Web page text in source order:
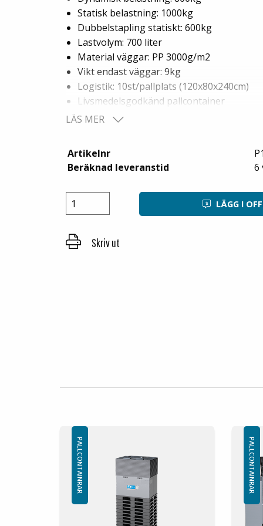
Statisk belastning: 1000kg
Dubbelstapling statiskt: 600kg
Lastvolym: 700 liter
Material väggar: PP 3000g/m2
Vikt endast väggar: 9kg
Logistik: 10st/pallplats (120x80x240cm)
Livsmedelsgodkänd pallcontainer
Kan erhållas med eller utan lastlucka.
Väggar tillverkas även i andra höjder efter
Kan levereras i två L-formade eller U-
Väggar runt om
LÄS MER
Artikelnr
Beräknad leveranstid
6
LÄGG I
Skriv ut
PALLCONTAINRAR PALLCONTAINRAR